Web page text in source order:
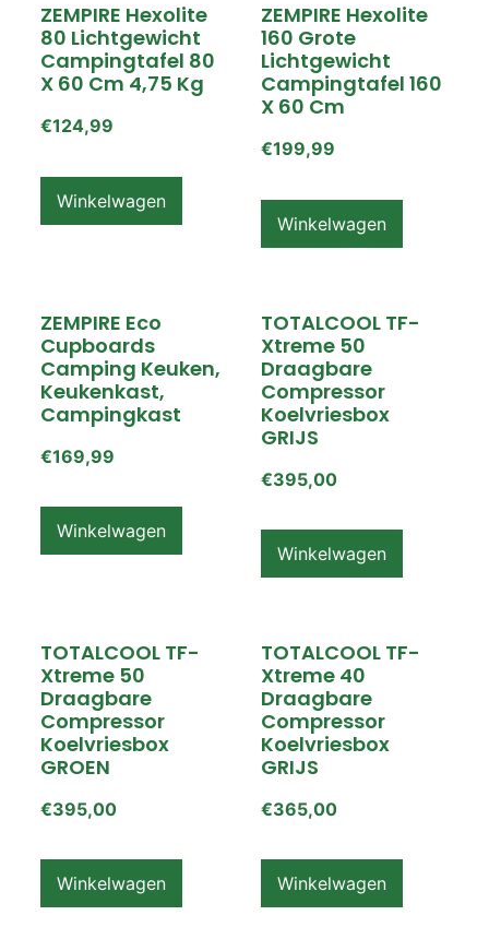
ZEMPIRE Hexolite
80 Lichtgewicht
Campingtafel 80
X 60 Cm 4,75 Kg
€124,99
Winkelwagen
ZEMPIRE Hexolite
160 Grote
Lichtgewicht
Campingtafel 160
X 60 Cm
€199,99
Winkelwagen
ZEMPIRE Eco
Cupboards
Camping Keuken,
Keukenkast,
Campingkast
€169,99
Winkelwagen
TOTALCOOL TF-
Xtreme 50
Draagbare
Compressor
Koelvriesbox
GRIJS
€395,00
Winkelwagen
TOTALCOOL TF-
Xtreme 50
Draagbare
Compressor
Koelvriesbox
GROEN
€395,00
Winkelwagen
TOTALCOOL TF-
Xtreme 40
Draagbare
Compressor
Koelvriesbox
GRIJS
€365,00
Winkelwagen